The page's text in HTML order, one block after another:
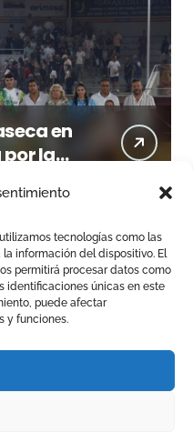
tecnologías como las
información del dispositivo. El
permitirá procesar datos como
identificaciones únicas en este
puede afectar
y funciones.
en
la